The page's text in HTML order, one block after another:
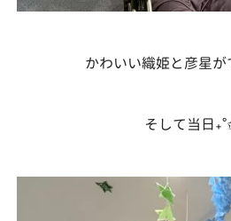
かわいい織姫と彦星が
そして当日